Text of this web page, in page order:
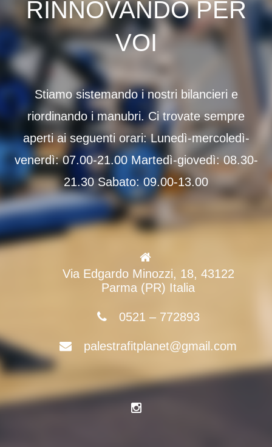
RINNOVANDO PER
VOI
Stiamo sistemando i nostri bilancieri e
riordinando i manubri. Ci trovate sempre
aperti ai seguenti orari: Lunedì-mercoledì-
venerdì: 07.00-21.00 Martedì-giovedì: 08.30-
21.30 Sabato: 09.00-13.00
Via Edgardo Minozzi, 18, 43122
Parma (PR) Italia
0521 – 772893
palestrafitplanet@gmail.com